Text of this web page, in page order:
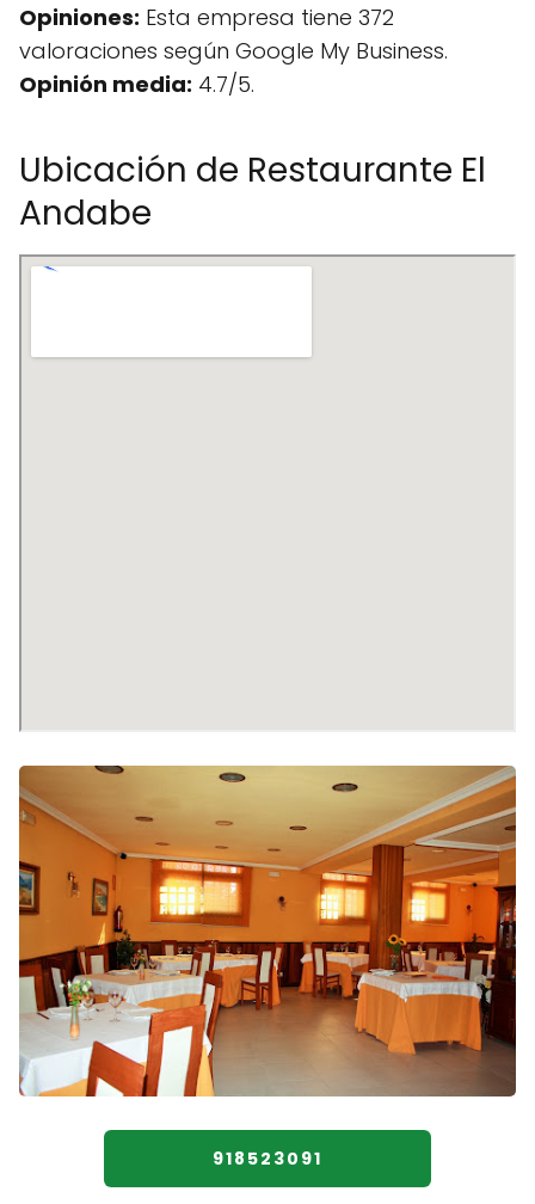
Opiniones: Esta empresa tiene 372
valoraciones según Google My Business.
Opinión media: 4.7/5.
Ubicación de Restaurante El
Andabe
918523091